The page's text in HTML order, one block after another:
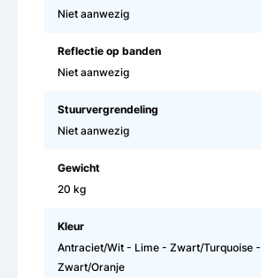
Niet aanwezig
Reflectie op banden
Niet aanwezig
Stuurvergrendeling
Niet aanwezig
Gewicht
20 kg
Kleur
Antraciet/Wit - Lime - Zwart/Turquoise -
Zwart/Oranje